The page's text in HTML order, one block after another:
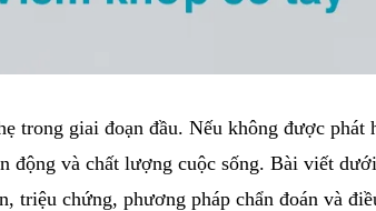
trong giai đoạn đầu. Nếu không được phát
động và chất lượng cuộc sống. Bài viết
triệu chứng, phương pháp chẩn đoán và